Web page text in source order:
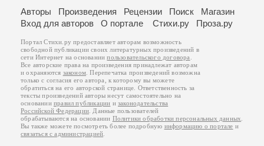
Авторы Произведения Рецензии Поиск
Магазин
Вход для авторов
О портале Стихи.ру Проза.ру
Портал Стихи.ру предоставляет авторам возможность
свободной публикации своих литературных произведений в
сети Интернет на основаниипользовательского договора
Все авторские права на произведения принадлежат авторам
и охраняются законом . Перепечатка произведений возможна
только с согласия его автора, к которому вы можете
обратиться на его авторской странице. Ответственность за
тексты произведений авторы несут самостоятельно на
основанииправил публикации изаконодательства
Российской Федерации . Данные пользователей
обрабатываются на основании Политики обработки персональных данных
Вы также можете посмотреть более подробную информацию о портале и
связаться с администрацией